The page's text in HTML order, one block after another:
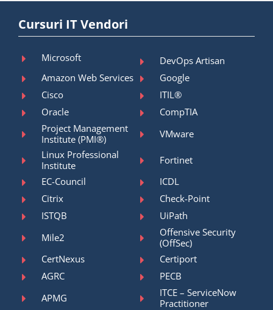
Cursuri IT Vendori
Microsoft
DevOps Artisan
Amazon Web Services
Google
Cisco
ITIL®
Oracle
CompTIA
Project Management
Institute (PMI®)
VMware
Linux Professional
Institute
Fortinet
EC-Council
ICDL
Citrix
Check-Point
ISTQB
UiPath
Mile2
Offensive Security
(OffSec)
CertNexus
Certiport
AGRC
PECB
APMG
ITCE – ServiceNow
Practitioner